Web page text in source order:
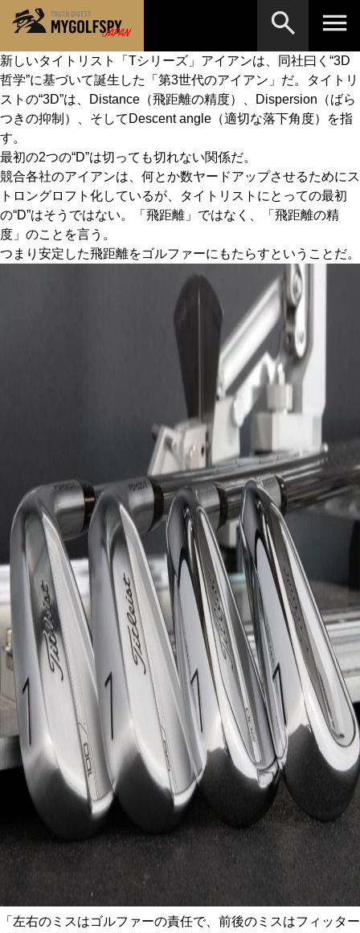
新しいタイトリスト「Tシリーズ」アイアンは、同社曰く“3D
哲学”に基づいて誕生した「第3世代のアイアン」だ。タイトリ
ストの“3D”は、Distance（飛距離の精度）、Dispersion（ばら
つきの抑制）、そしてDescent angle（適切な落下角度）を指
す。
最初の2つの“D”は切っても切れない関係だ。
競合各社のアイアンは、何とか数ヤードアップさせるためにス
トロングロフト化しているが、タイトリストにとっての最初
の“D”はそうではない。「飛距離」ではなく、「飛距離の精
度」のことを言う。
つまり安定した飛距離をゴルファーにもたらすということだ。
「左右のミスはゴルファーの責任で、前後のミスはフィッター
MOST WANTED テストランキング
NEW RELEASES 新製品情報
HOW TO ゴルフ上達・実践テクニック
LAB テスト・データ検証
Golf News ゴルフニュース
REVIEWS 製品レビュー
OTHER その他
Editor’s Picks 編集部のおすすめ
Our Team 私たちのチーム
Our Mission 私たちの使命
ABOUT US MyGolfSpyJapanとは？
※メーカー名やクラブ名など、検索したい事柄を入
力してください。
検索